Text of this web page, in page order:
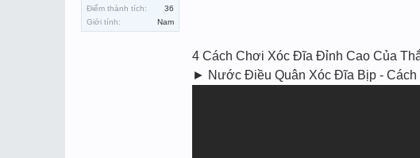
Điểm thành tích:
36
Giới tính:
Nam
4 Cách Chơi Xóc Đĩa Đỉnh Cao Của
► Nước Điều Quân Xóc Đĩa Bịp - Cách